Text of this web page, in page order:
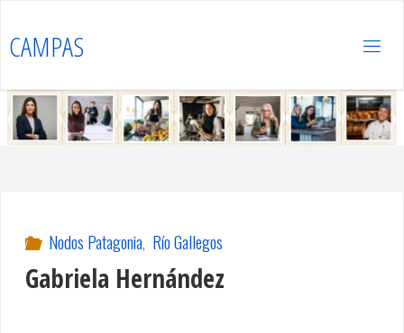
CAMPAS
Nodos Patagonia, Río Gallegos
Gabriela Hernández